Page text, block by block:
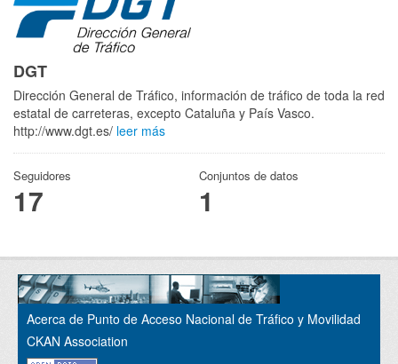
DGT
Dirección General de Tráfico, información de tráfico de toda la red
estatal de carreteras, excepto Cataluña y País Vasco.
http://www.dgt.es/ leer más
Seguidores
17
Conjuntos de datos
1
Acerca de Punto de Acceso Nacional de Tráfico y Movilidad
CKAN Association